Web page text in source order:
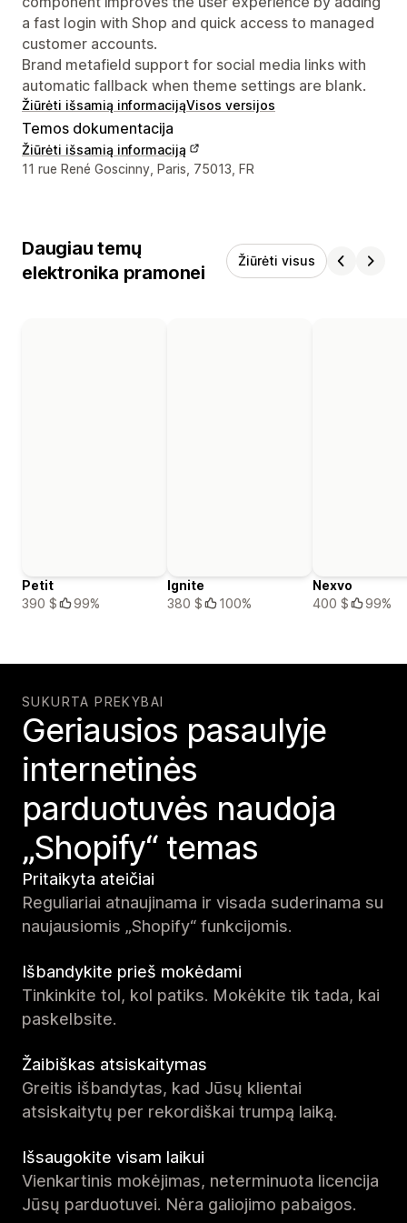
a fast login with Shop and quick access to managed
customer accounts.
Brand metafield support for social media links with
automatic fallback when theme settings are blank.
Žiūrėti išsamią informacijąVisos versijos
Temos dokumentacija
Žiūrėti išsamią informaciją
Kūrėjo kontaktiniai duomenys
11 rue René Goscinny, Paris, 75013, FR
Daugiau temų
elektronika pramonei
Žiūrėti visus
Petit
390 $
99%
Ignite
380 $
100%
Nexvo
400 $
99%
SUKURTA PREKYBAI
Geriausios pasaulyje
internetinės
parduotuvės naudoja
„Shopify“ temas
Pritaikyta ateičiai
Reguliariai atnaujinama ir visada suderinama su
naujausiomis „Shopify“ funkcijomis.
Išbandykite prieš mokėdami
Tinkinkite tol, kol patiks. Mokėkite tik tada, kai
paskelbsite.
Žaibiškas atsiskaitymas
Greitis išbandytas, kad Jūsų klientai
atsiskaitytų per rekordiškai trumpą laiką.
Išsaugokite visam laikui
Vienkartinis mokėjimas, neterminuota licencija
Jūsų parduotuvei. Nėra galiojimo pabaigos.